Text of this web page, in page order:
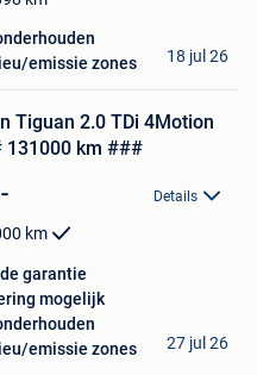
emissie zones
18 jul 26
Tiguan 2.0 TDi 4Motion
131000 km ###
Details
km
garantie
mogelijk
emissie zones
27 jul 26